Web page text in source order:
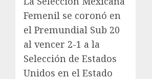
Femenil se coronó en
el Premundial Sub 20
al vencer 2-1 a la
Selección de Estados
Unidos en el Estado